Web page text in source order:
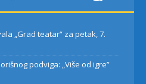
„Grad teatar“ za petak, 7.
podviga: „Više od igre”